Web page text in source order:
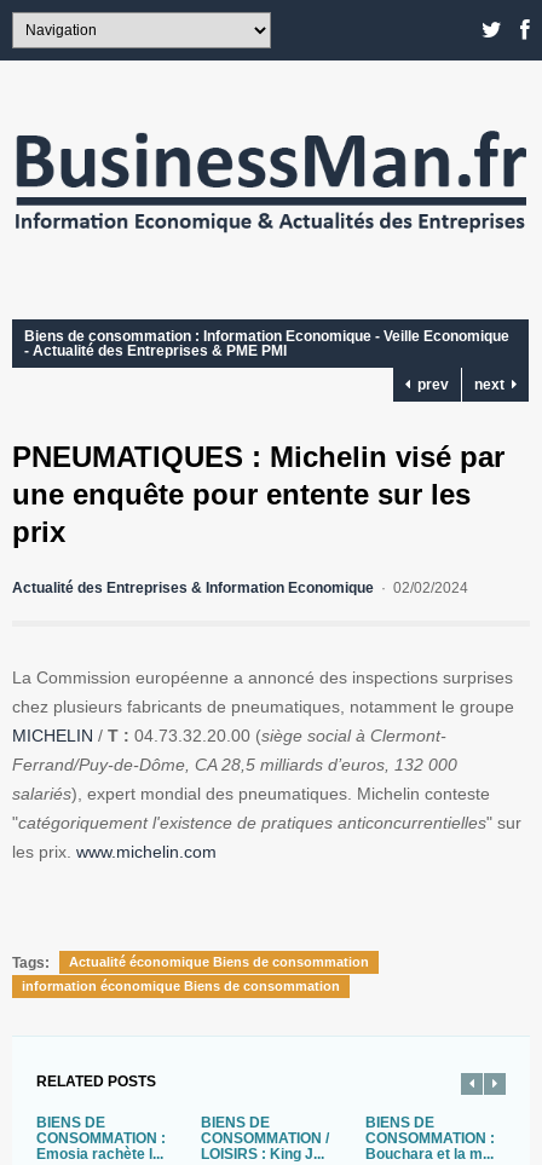
Biens de consommation : Information Economique - Veille Economique
- Actualité des Entreprises & PME PMI
prev
next
PNEUMATIQUES : Michelin visé par
une enquête pour entente sur les
prix
Actualité des Entreprises & Information Economique 02/02/2024
La Commission européenne a annoncé des inspections surprises
chez plusieurs fabricants de pneumatiques, notamment le groupe
MICHELIN / T : 04.73.32.20.00 (siège social à Clermont-
Ferrand/Puy-de-Dôme, CA 28,5 milliards d’euros, 132 000
salariés), expert mondial des pneumatiques. Michelin conteste
"catégoriquement l'existence de pratiques anticoncurrentielles" sur
les prix. www.michelin.com
Tags:
Actualité économique Biens de consommation
information économique Biens de consommation
RELATED POSTS
BIENS DE
CONSOMMATION :
Emosia rachète l...
BIENS DE
CONSOMMATION /
LOISIRS : King J...
BIENS DE
CONSOMMATION :
Bouchara et la m...